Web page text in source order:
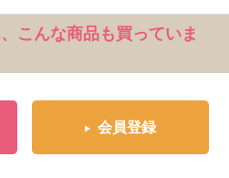
こんな商品も買っていま
会員登録